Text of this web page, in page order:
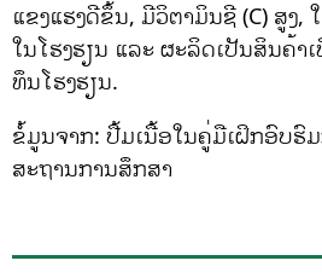
ແຂງແຮງດີຂຶ້ນ, ມີວິຕາມິນຊີ (C) ສູງ,
ໃນໂຮງຮຽນ ແລະ ຜະລິດເປັນສິນຄ້າ
ທຶນໂຮງຮຽນ.
ຂໍ້ມູນຈາກ: ປື້ມເນື້ອໃນຄູ່ມືເຝິກອົບຮົ
ສະຖານການສຶກສາ